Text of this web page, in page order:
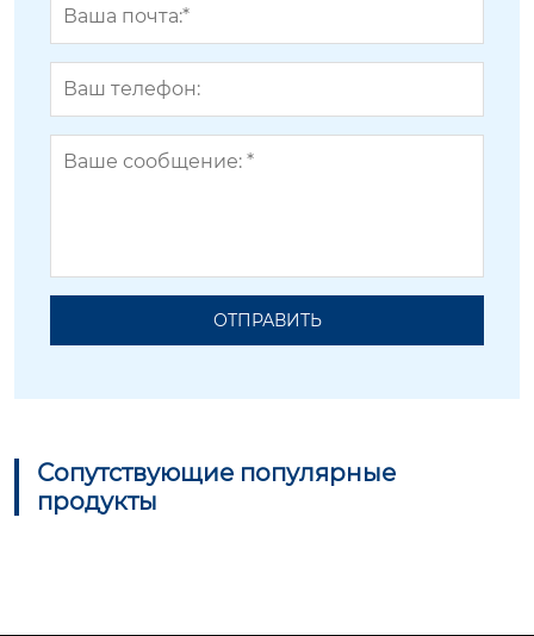
ОТПРАВИТЬ
Сопутствующие популярные
продукты